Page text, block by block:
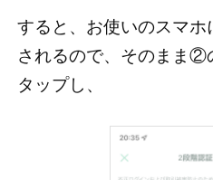
すると、お使いのスマ
されるので、そのまま②
タップし、